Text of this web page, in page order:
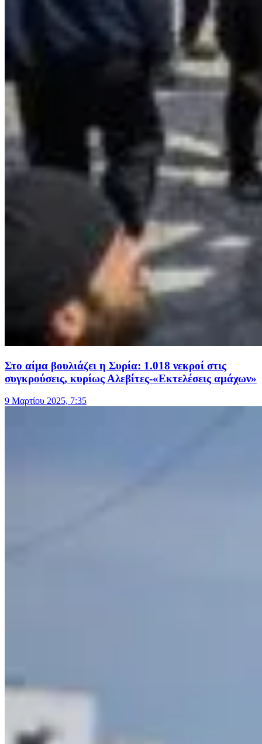
Στο αίμα βουλιάζει η Συρία: 1.018 νεκροί στις
συγκρούσεις, κυρίως Αλεβίτες-«Εκτελέσεις αμάχων»
9 Μαρτίου 2025, 7:35